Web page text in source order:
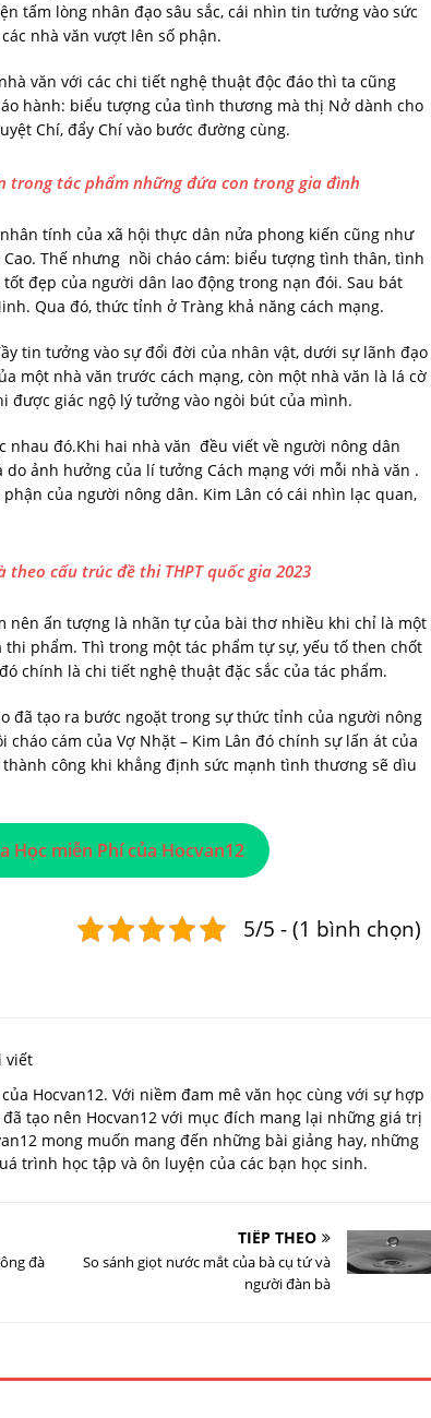
tấm lòng nhân đạo sâu sắc, cái nhìn tin tưởng vào sức
nhà văn vượt lên số phận.
văn với các chi tiết nghệ thuật độc đáo thì ta cũng
hành: biểu tượng của tình thương mà thị Nở dành cho
Chí, đẩy Chí vào bước đường cùng.
trong tác phẩm những đứa con trong gia đình
tính của xã hội thực dân nửa phong kiến cũng như
Thế nhưng nồi cháo cám: biểu tượng tình thân, tình
đẹp của người dân lao động trong nạn đói. Sau bát
Qua đó, thức tỉnh ở Tràng khả năng cách mạng.
tin tưởng vào sự đổi đời của nhân vật, dưới sự lãnh đạo
một nhà văn trước cách mạng, còn một nhà văn là lá cờ
được giác ngộ lý tưởng vào ngòi bút của mình.
nhau đó.Khi hai nhà văn đều viết về người nông dân
ảnh hưởng của lí tưởng Cách mạng với mỗi nhà văn .
của người nông dân. Kim Lân có cái nhìn lạc quan,
theo cấu trúc đề thi THPT quốc gia 2023
nên ấn tượng là nhãn tự của bài thơ nhiều khi chỉ là một
phẩm. Thì trong một tác phẩm tự sự, yếu tố then chốt
chính là chi tiết nghệ thuật đặc sắc của tác phẩm.
đã tạo ra bước ngoặt trong sự thức tỉnh của người nông
cám của Vợ Nhặt – Kim Lân đó chính sự lấn át của
công khi khẳng định sức mạnh tình thương sẽ dìu
Học miễn Phí của Hocvan12
5/5 - (1 bình chọn)
viết
Hocvan12. Với niềm đam mê văn học cùng với sự hợp
tạo nên Hocvan12 với mục đích mang lại những giá trị
mong muốn mang đến những bài giảng hay, những
trình học tập và ôn luyện của các bạn học sinh.
đà
TIẾP THEO
So sánh giọt nước mắt của bà cụ tứ và
người đàn bà